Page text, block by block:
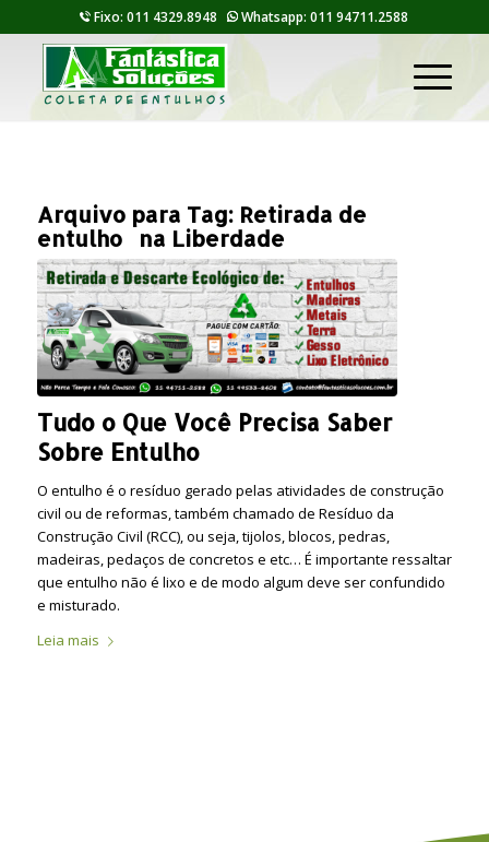
Fixo: 011 4329.8948 Whatsapp: 011 94711.2588
Arquivo para Tag: Retirada de
entulho na Liberdade
Tudo o Que Você Precisa Saber
Sobre Entulho
O entulho é o resíduo gerado pelas atividades de construção
civil ou de reformas, também chamado de Resíduo da
Construção Civil (RCC), ou seja, tijolos, blocos, pedras,
madeiras, pedaços de concretos e etc… É importante ressaltar
que entulho não é lixo e de modo algum deve ser confundido
e misturado.
Leia mais